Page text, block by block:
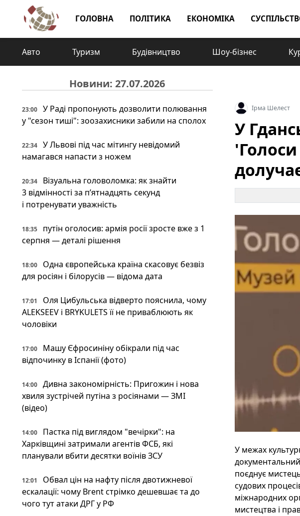
ГОЛОВНА ПОЛІТИКА ЕКОНОМІКА
Авто Туризм Будівництво Шоу-бізнес
Новини: 27.07.2026
23:00
У Раді пропонують дозволити полювання
у "сезон тиші": зоозахисники забили на сполох
22:34
У Львові під час мітингу невідомий
намагався напасти з ножем
20:34
Візуальна головоломка: як знайти
3 відмінності за п’ятнадцять секунд
і потренувати уважність
18:35
путін оголосив: армія росії зросте вже з 1
серпня — деталі рішення
18:00
Одна європейська країна скасовує безвіз
для росіян і білорусів — відома дата
17:01
Оля Цибульська відверто пояснила, чому
ALEKSEEV і BRYKULETS її не приваблюють як
чоловіки
17:00
Машу Єфросиніну обікрали під час
відпочинку в Іспанії (фото)
14:00
Дивна закономірність: Пригожин і нова
хвиля зустрічей путіна з росіянами — ЗМІ
(відео)
14:00
Пастка під виглядом "вечірки": на
Харківщині затримали агентів ФСБ, які
планували вбити десятки воїнів ЗСУ
12:01
Обвал цін на нафту після двотижневої
ескалації: чому Brent стрімко дешевшає та до
чого тут атаки ДРГ у РФ
Ірма Шелест
У
У межах
поєднує
судових
міжнародних
мистецтва і